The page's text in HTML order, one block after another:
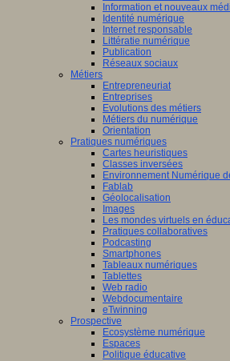
Information et nouveaux
Identité numérique
Internet responsable
Littératie numérique
Publication
Réseaux sociaux
Métiers
Entrepreneuriat
Entreprises
Evolutions des métiers
Métiers du numérique
Orientation
Pratiques numériques
Cartes heuristiques
Classes inversées
Environnement Numérique
Fablab
Géolocalisation
Images
Les mondes virtuels en
Pratiques collaboratives
Podcasting
Smartphones
Tableaux numériques
Tablettes
Web radio
Webdocumentaire
eTwinning
Prospective
Ecosystème numérique
Espaces
Politique éducative